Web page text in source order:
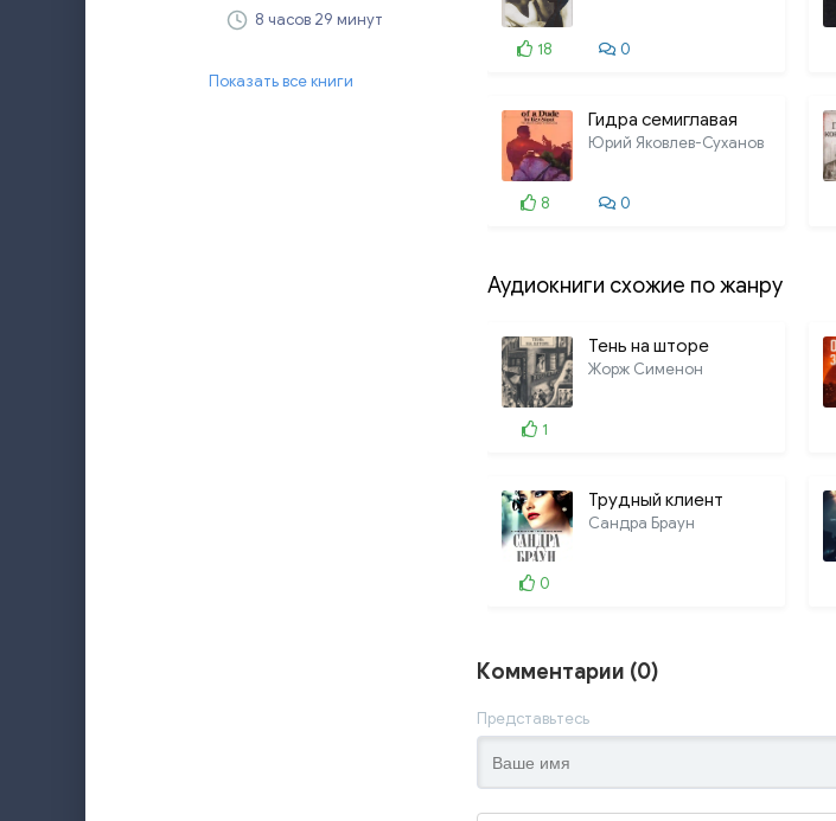
8 часов 29 минут
Показать все книги
18 0
Гидра семиглавая
Юрий Яковлев-Суханов
8 0
Аудиокниги схожие по жанру
Тень на шторе
Жорж Сименон
1
Трудный клиент
Сандра Браун
0
Комментарии (0)
Представьтесь